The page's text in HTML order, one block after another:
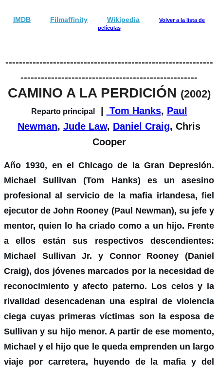
IMDB Filmaffinity Wikipedia
Volver a la lista de
películas
-------------------------------------------------------------
----------------------------------------------------
CAMINO A LA PERDICIÓN (2002)
Reparto principal | Tom Hanks, Paul
Newman, Jude Law, Daniel Craig, Chris
Cooper
Año 1930, en el Chicago de la Gran Depresión.
Michael Sullivan (Tom Hanks) es un asesino
profesional al servicio de la mafia irlandesa, fiel
ejecutor de John Rooney (Paul Newman), su jefe y
mentor, quien lo ha criado como a un hijo. Frente
a ellos están sus respectivos descendientes:
Michael Sullivan Jr. y Connor Rooney (Daniel
Craig), dos jóvenes marcados por la necesidad de
reconocimiento y afecto paterno. Los celos y la
rivalidad desencadenan una espiral de violencia
ciega cuyas primeras víctimas son la esposa de
Sullivan y su hijo menor. A partir de ese momento,
Michael y el hijo que le queda emprenden un largo
viaje por carretera, huyendo de la mafia y del